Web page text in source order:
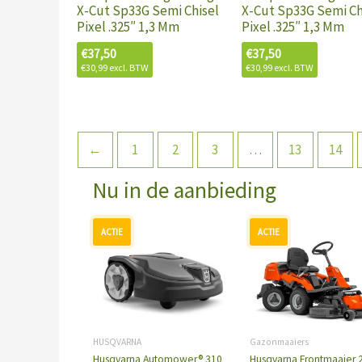
X-Cut Sp33G Semi Chisel
Pixel .325″ 1,3 Mm
€37,50
€30,99excl. BTW
X-Cut Sp33G Semi
Pixel .325″ 1,3 Mm
€37,50
€30,99excl. BTW
← 1 2 3 … 13 14
Nu in de aanbieding
HUSQVARNA
was:
€1.549,00.
is:
€1.249,00.
Gazonmaaiers
prijs
was:
€4.599,00.
prijs